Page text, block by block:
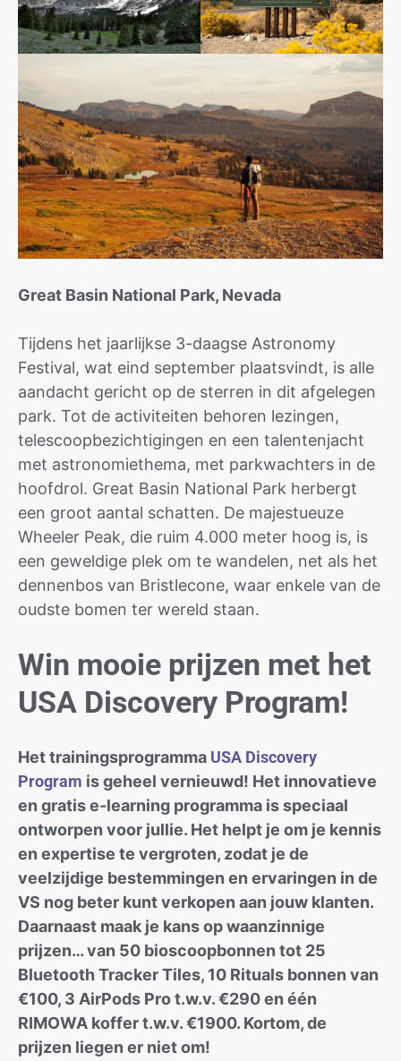
Great Basin National Park, Nevada
Tijdens het jaarlijkse 3-daagse Astronomy
Festival, wat eind september plaatsvindt, is alle
aandacht gericht op de sterren in dit afgelegen
park. Tot de activiteiten behoren lezingen,
telescoopbezichtigingen en een talentenjacht
met astronomiethema, met parkwachters in de
hoofdrol. Great Basin National Park herbergt
een groot aantal schatten. De majestueuze
Wheeler Peak, die ruim 4.000 meter hoog is, is
een geweldige plek om te wandelen, net als het
dennenbos van Bristlecone, waar enkele van de
oudste bomen ter wereld staan.
Win mooie prijzen met het
USA Discovery Program!
Het trainingsprogramma USA Discovery
Program is geheel vernieuwd! Het innovatieve
en gratis e-learning programma is speciaal
ontworpen voor jullie. Het helpt je om je kennis
en expertise te vergroten, zodat je de
veelzijdige bestemmingen en ervaringen in de
VS nog beter kunt verkopen aan jouw klanten.
Daarnaast maak je kans op waanzinnige
prijzen… van 50 bioscoopbonnen tot 25
Bluetooth Tracker Tiles, 10 Rituals bonnen van
€100, 3 AirPods Pro t.w.v. €290 en één
RIMOWA koffer t.w.v. €1900. Kortom, de
prijzen liegen er niet om!